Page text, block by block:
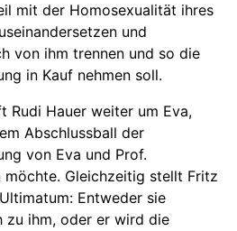
mit der Homosexualität ihres
und
von ihm trennen und so die
in Kauf nehmen soll.
Rudi Hauer weiter um Eva,
Abschlussball der
von Eva und Prof.
möchte. Gleichzeitig stellt Fritz
Entweder sie
zu ihm, oder er wird die